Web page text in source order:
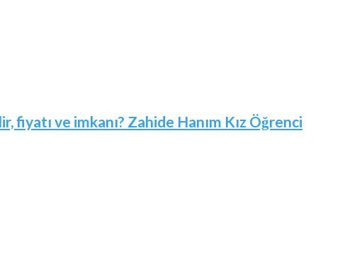
fiyatı ve imkanı? Zahide Hanım Kız Öğrenci